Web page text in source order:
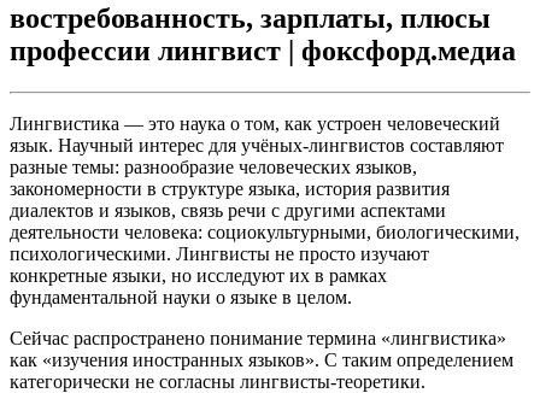
востребованность, зарплаты, плюсы
профессии лингвист | фоксфорд.медиа
Лингвистика — это наука о том, как устроен человеческий
язык. Научный интерес для учёных-лингвистов составляют
разные темы: разнообразие человеческих языков,
закономерности в структуре языка, история развития
диалектов и языков, связь речи с другими аспектами
деятельности человека: социокультурными, биологическими,
психологическими. Лингвисты не просто изучают
конкретные языки, но исследуют их в рамках
фундаментальной науки о языке в целом.
Сейчас распространено понимание термина «лингвистика»
как «изучения иностранных языков». С таким определением
категорически не согласны лингвисты-теоретики.